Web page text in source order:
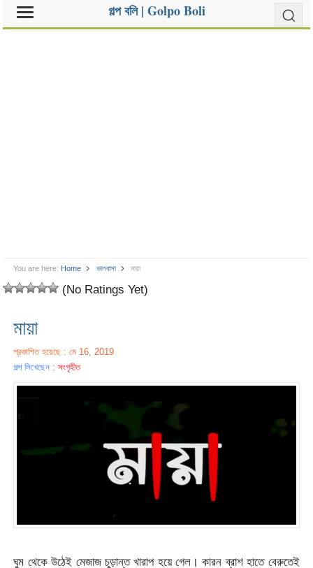
গল্প বলি | Golpo Boli
You are here: Home ভালবাসা মায়া
(No Ratings Yet)
মায়া
প্রকাশিত হয়েছে : মে 16, 2019
গল্প লিখেছেন :সংগৃহীত
ঘুম থেকে উঠেই মেজাজ চূড়ান্ত খারাপ হয়ে গেল। কারন ব্রাশ হাতে বেরুতেই